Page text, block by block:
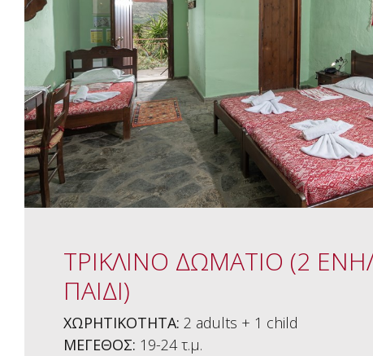
ΤΡΙΚΛΙΝΟ ΔΩΜΑΤΙΟ (2
ΠΑΙΔΙ)
ΧΩΡΗΤΙΚΟΤΗΤΑ: 2 adults + 1 child
ΜΕΓΕΘΟΣ: 19-24 τ.μ.